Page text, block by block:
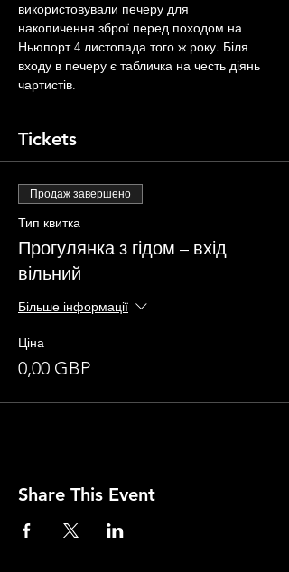
використовували печеру для
накопичення зброї перед походом на
Ньюпорт 4 листопада того ж року. Біля
входу в печеру є табличка на честь діянь
чартистів.
Tickets
Продаж завершено
Тип квитка
Прогулянка з гідом – вхід
вільний
Більше інформації
Ціна
0,00 GBP
Share This Event